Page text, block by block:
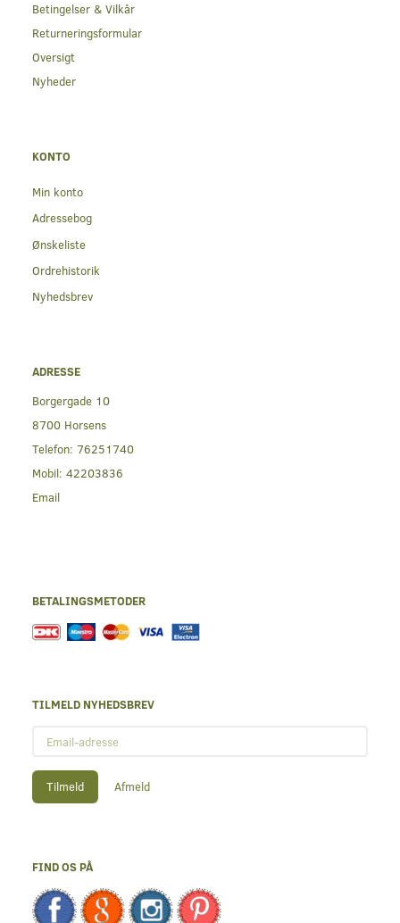
Betingelser & Vilkår
Returneringsformular
Oversigt
Nyheder
KONTO
Min konto
Adressebog
Ønskeliste
Ordrehistorik
Nyhedsbrev
ADRESSE
Borgergade 10
8700 Horsens
Telefon: 76251740
Mobil: 42203836
Email
BETALINGSMETODER
TILMELD NYHEDSBREV
adresse
Tilmeld Afmeld
FIND OS PÅ